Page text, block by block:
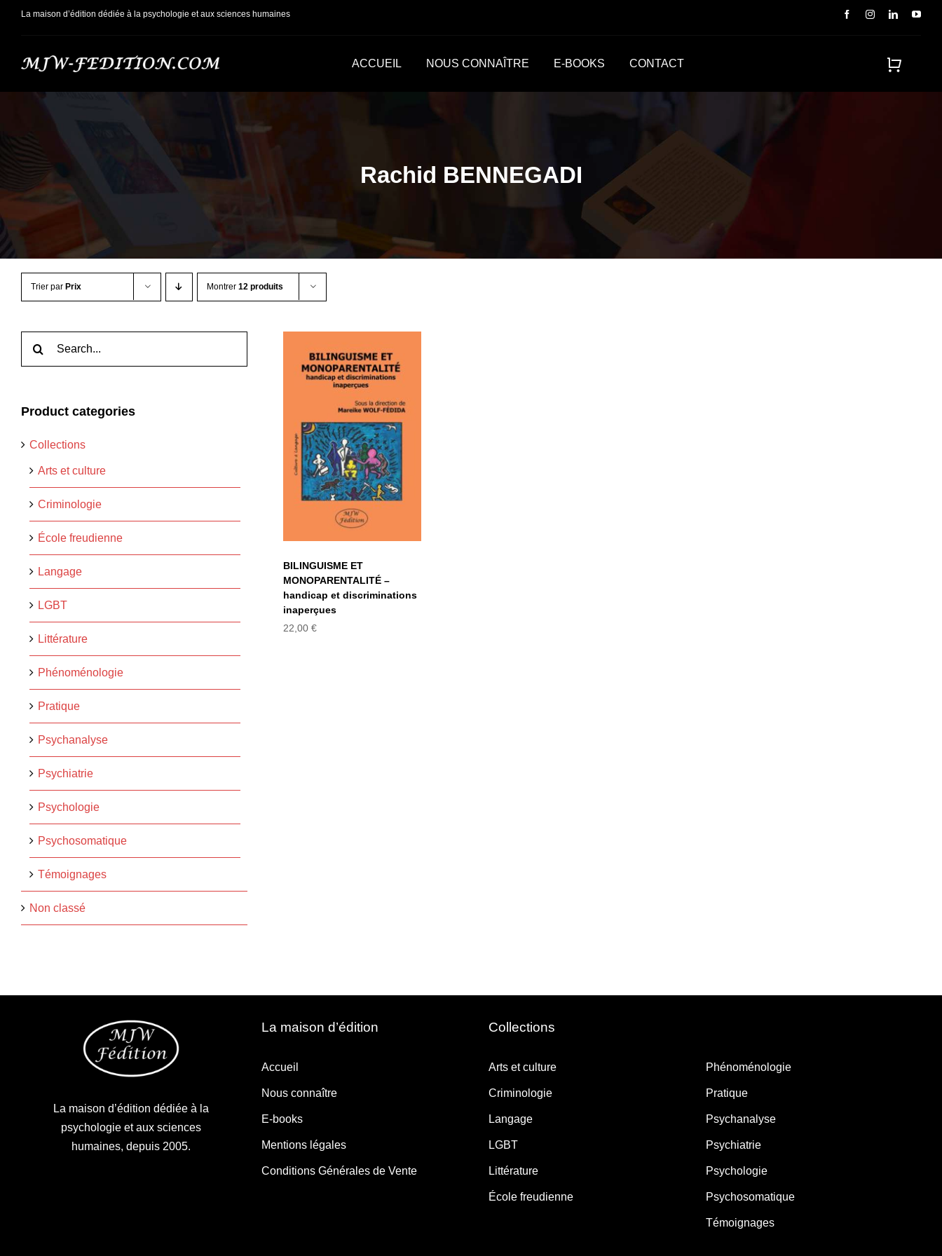
PasserLa maison d’édition dédiée à la psychologie et aux sciences humaines
ACCUEIL NOUS CONNAÎTRE E-BOOKS CONTACT
Rachid BENNEGADI
Trier par Prix Montrer 12 produits
Product categories
Collections
Arts et culture
Criminologie
École freudienne
Langage
LGBT
Littérature
Phénoménologie
Pratique
Psychanalyse
Psychiatrie
Psychologie
Psychosomatique
Témoignages
Non classé
BILINGUISME ET
MONOPARENTALITÉ
– handicap et
discriminations
inaperçues
BILINGUISME ET
MONOPARENTALITÉ –
handicap et discriminations
inaperçues
22,00 €
La maison d’édition dédiée à la
psychologie et aux sciences
humaines, depuis 2005.
La maison d’édition
Accueil
Nous connaître
E-books
Mentions légales
Conditions Générales de Vente
Collections
Arts et culture
Criminologie
Langage
LGBT
Littérature
École freudienne
Phénoménologie
Pratique
Psychanalyse
Psychiatrie
Psychologie
Psychosomatique
Témoignages